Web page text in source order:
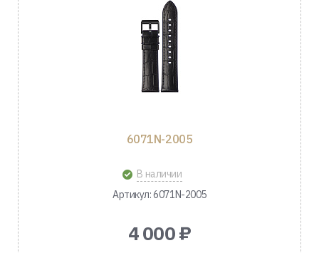
6071N-2005
В наличии
Артикул: 6071N-2005
4 000 ₽